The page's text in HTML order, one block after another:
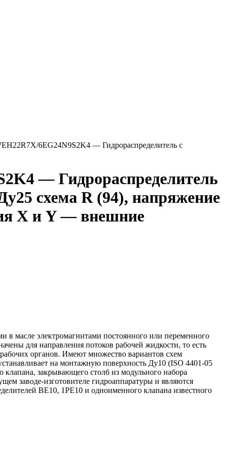
6EG24N9S2K4 — Гидрораспределитель с
— Гидрораспределитель
схема R (94), напряжение
X и Y — внешние
в масле электромагнитами постоянного или переменного
для направления потоков рабочей жидкости, то есть
органов. Имеют множество вариантов схем
на монтажную поверхность Ду10 (ISO 4401-05
клапана, закрывающего столб из модульного набора
заводе-изготовителе гидроаппаратуры и являются
ВЕ10, 1РЕ10 и одноименного клапана известного